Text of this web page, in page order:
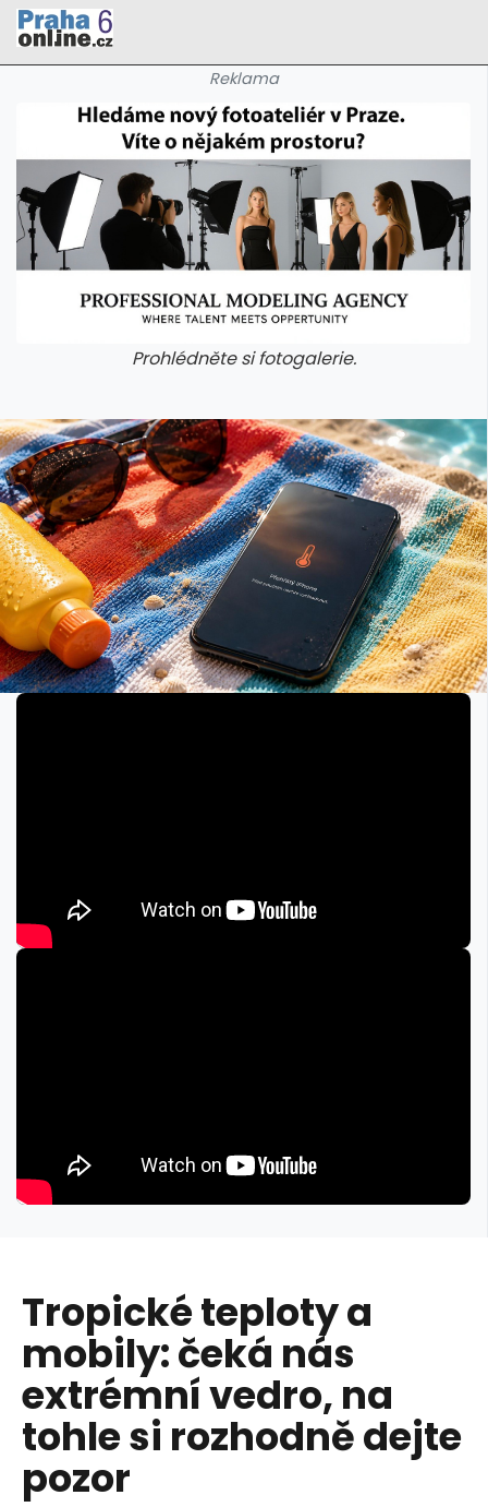
Reklama
Prohlédněte si fotogalerie.
Tropické teploty a
mobily: čeká nás
extrémní vedro, na
tohle si rozhodně dejte
pozor